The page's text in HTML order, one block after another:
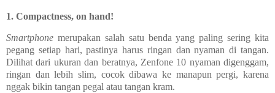
1. Compactness, on hand!
Smartphone merupakan salah satu benda yang paling sering kita
pegang setiap hari, pastinya harus ringan dan nyaman di tangan.
Dilihat dari ukuran dan beratnya, Zenfone 10 nyaman digenggam,
ringan dan lebih slim, cocok dibawa ke manapun pergi, karena
nggak bikin tangan pegal atau tangan kram.